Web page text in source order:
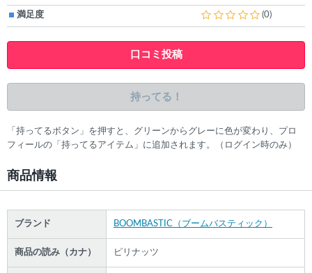
満足度 (0)
口コミ投稿
持ってる！
「持ってるボタン」を押すと、グリーンからグレーに色が変わり、プロ
フィールの「持ってるアイテム」に追加されます。（ログイン時のみ）
商品情報
ブランド BOOMBASTIC（ブームバスティック）
商品の読み（カナ） ピリナッツ